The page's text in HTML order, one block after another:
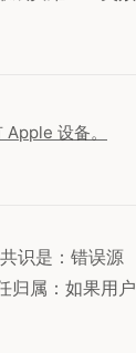
设备。
识是：错误源
归属：如果用户